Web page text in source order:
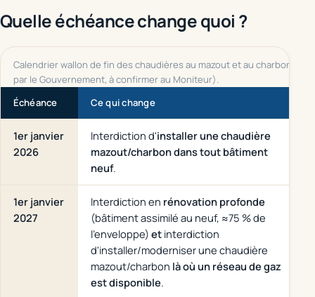
Quelle échéance change quoi ?
Calendrier wallon de fin des chaudières au mazout et au charbon
par le Gouvernement, à confirmer au Moniteur).
Échéance
Ce qui change
1er janvier
2026
Interdiction d'installer une chaudière
mazout/charbon dans tout bâtiment
neuf.
1er janvier
2027
Interdiction en rénovation profonde
(bâtiment assimilé au neuf, ≈75 % de
l'enveloppe) etinterdiction
d'installer/moderniser une chaudière
mazout/charbon là où un réseau de gaz
est disponible.